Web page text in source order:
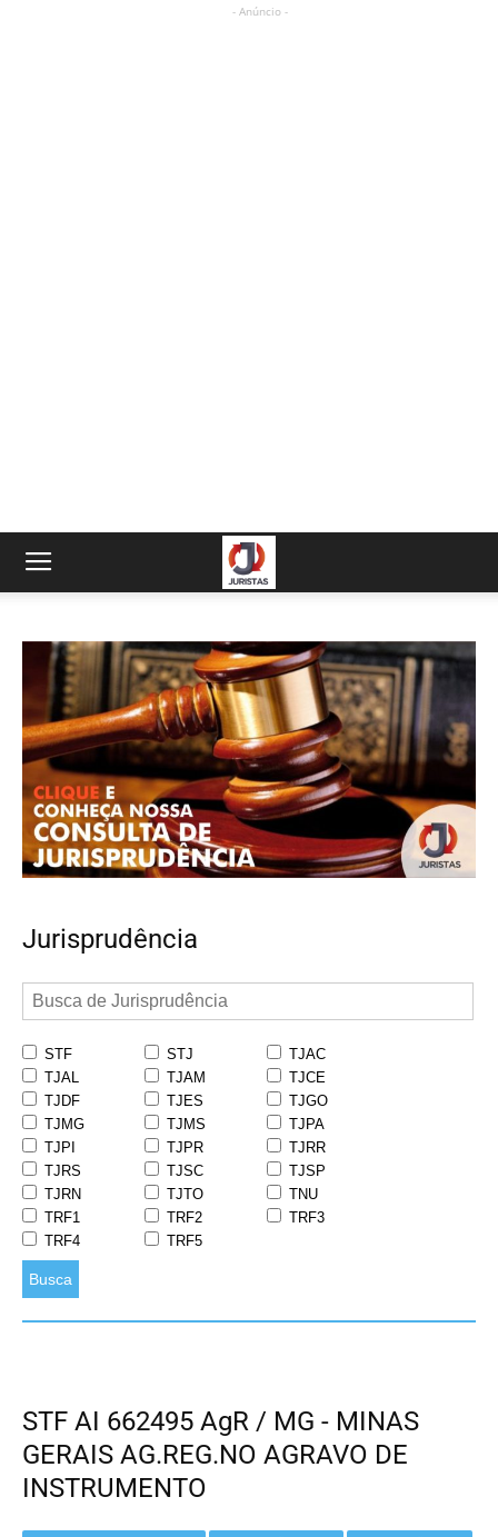
- Anúncio -
Jurisprudência
STF STJ
TJAC
TJAL
TJAM
TJCE
TJDF
TJES
TJGO
TJMG
TJMS
TJPA
TJPI
TJPR
TJRR
TJRS
TJSC
TJSP
TJRN
TJTO
TNU
TRF1
TRF2
TRF3
TRF4
TRF5
Busca
STF AI 662495 AgR / MG - MINAS
GERAIS AG.REG.NO AGRAVO DE
INSTRUMENTO